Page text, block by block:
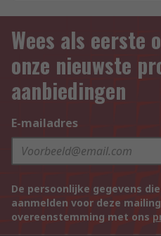
Wees als eerste
onze nieuwste
aanbiedingen
E-mailadres
De persoonlijke gegevens
aanmelden voor deze
overeenstemming met ons